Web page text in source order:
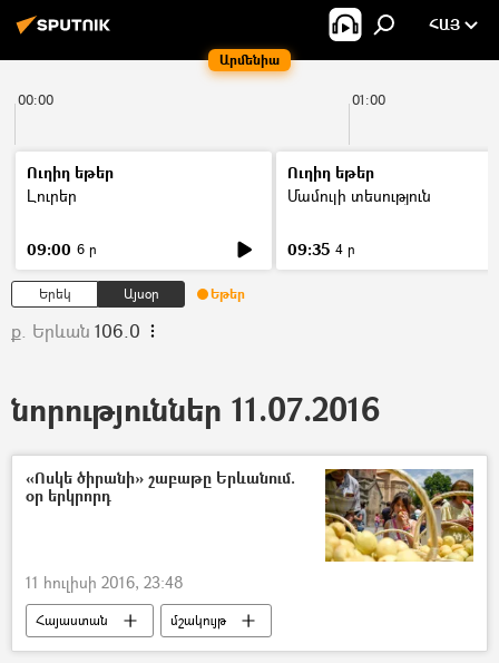
Արմենիա
ՀԱՅ
00:00 01:00
Ուղիղ եթեր
Լուրեր
09:00 6 ր
Ուղիղ եթեր
Մամուլի տեսություն
09:35 4 ր
Երեկ Այսօր Եթեր
ք. Երևան 106.0
նորություններ 11.07.2016
«Ոսկե ծիրանի» շաբաթը Երևանում.
օր երկրորդ
11 հուլիսի 2016, 23:48
Հայաստան մշակույթ